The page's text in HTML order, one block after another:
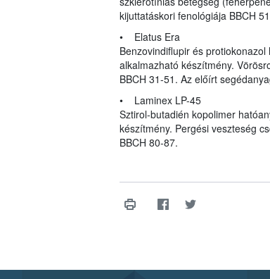
kijuttatáskori fenológiája BBCH
• Elatus Era
Benzovindiflupir és
alkalmazható készítmény.
BBCH 31-51. Az előírt
• Laminex LP-45
Sztirol-butadién kopolimer
készítmény. Pergési veszteség
BBCH 80-87.